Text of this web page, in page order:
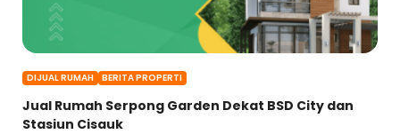
DIJUAL RUMAH BERITA PROPERTI
Jual Rumah Serpong Garden Dekat BSD City dan
Stasiun Cisauk